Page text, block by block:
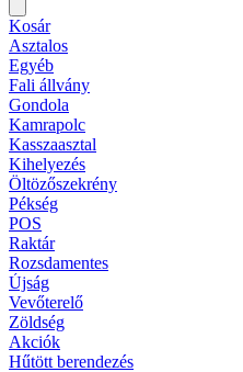
Kosár
Asztalos
Egyéb
Fali állvány
Gondola
Kamrapolc
Kasszaasztal
Kihelyezés
Öltözőszekrény
Pékség
POS
Raktár
Rozsdamentes
Újság
Vevőterelő
Zöldség
Akciók
Hűtött berendezés